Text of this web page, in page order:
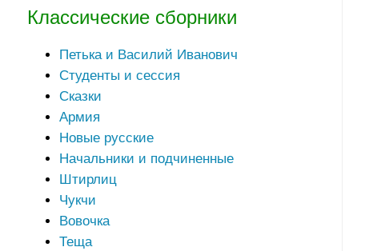
Классические сборники
Петька и Василий Иванович
Студенты и сессия
Сказки
Армия
Новые русские
Начальники и подчиненные
Штирлиц
Чукчи
Вовочка
Теща